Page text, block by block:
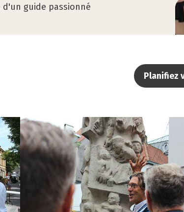
d'un guide passionné
Planifiez